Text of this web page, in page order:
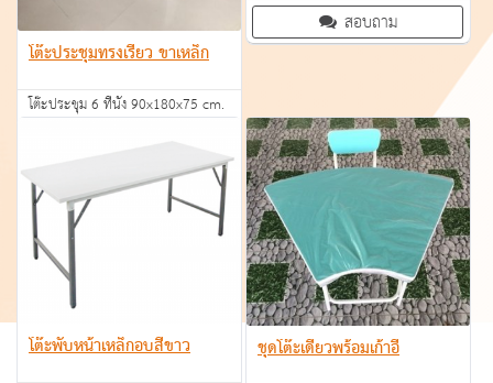
โต๊ะประชุมทรงเรียว ขาเหล็ก
โต๊ะประชุม 6 ที่นั่ง 90x180x75 cm.
6,600
สอบถาม
โต๊ะพับหน้าเหล็กอบสีขาว ชุดโต๊ะเดี่ยวพร้อมเก้าอี้